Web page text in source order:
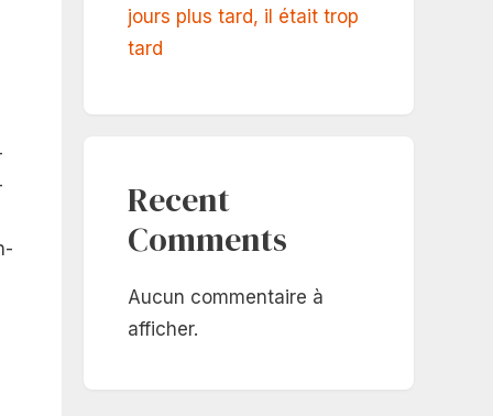
jours plus tard, il était trop
tard
Recent
Comments
Aucun commentaire à
afficher.